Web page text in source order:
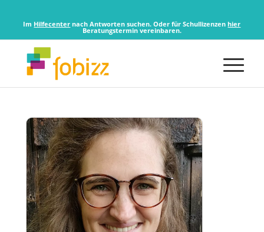
Im Hilfecenter nach Antworten suchen. Oder für Schullizenzenhier
Beratungstermin vereinbaren.